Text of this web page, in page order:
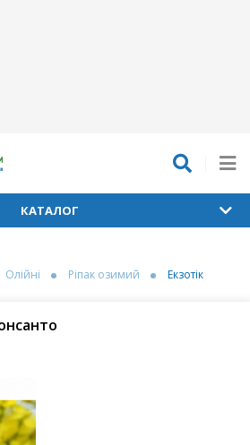
КАТАЛОГ
Олійні Ріпак озимий Екзотік